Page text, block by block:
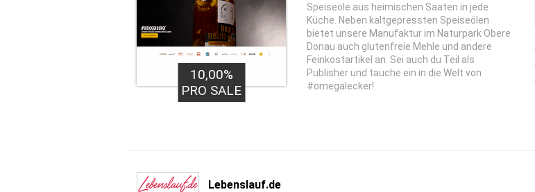
10,00%
PRO SALE
Speiseöle aus heimischen Saaten in jede
Küche. Neben kaltgepressten Speiseölen
bietet unsere Manufaktur im Naturpark Obere
Donau auch glutenfreie Mehle und andere
Feinkostartikel an. Sei auch du Teil als
Publisher und tauche ein in die Welt von
#omegalecker!
Lebenslauf.de